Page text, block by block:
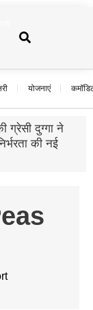
योजनाएं
ग्रेसी दुग्गा ने
की नई